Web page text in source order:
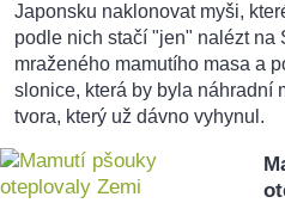
Japonsku naklonovat myši,
podle nich stačí "jen" nalézt na
mraženého mamutího masa a
slonice, která by byla náhradní
tvora, který už dávno vyhynul.